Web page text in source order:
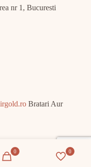
nr 1, Bucuresti
Bratari Aur
0 0